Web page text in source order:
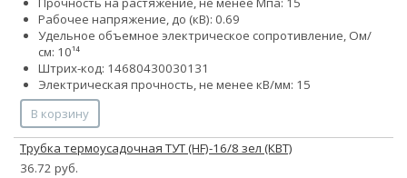
Рабочее напряжение, до (кВ): 0.69
Удельное объемное электрическое сопротивление, Ом/
см: 10¹⁴
Штрих-код: 14680430030131
Электрическая прочность, не менее кВ/мм: 15
В корзину
Трубка термоусадочная ТУТ (HF)-16/8 зел (КВТ)
36.72 руб.